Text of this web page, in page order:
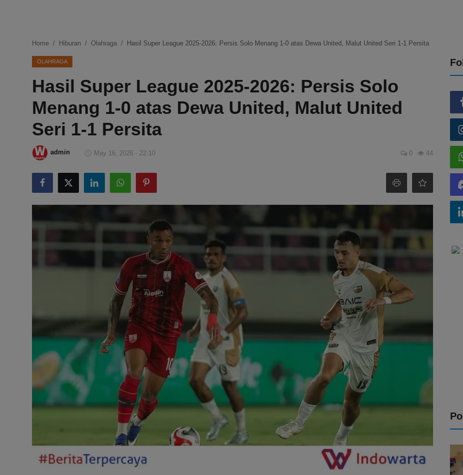
Ekonomi
Internasional
Teknologi
Hiburan
Kesehatan
Home Hiburan Olahraga Hasil Super League 2025-2026: Persis Solo Menang 1-0 atas Dewa United, Malut United Seri 1-1 Persita
OLAHRAGA
Hasil Super League 2025-2026: Persis Solo
Menang 1-0 atas Dewa United, Malut United
Seri 1-1 Persita
admin May 16, 2026 - 22:10 0 44